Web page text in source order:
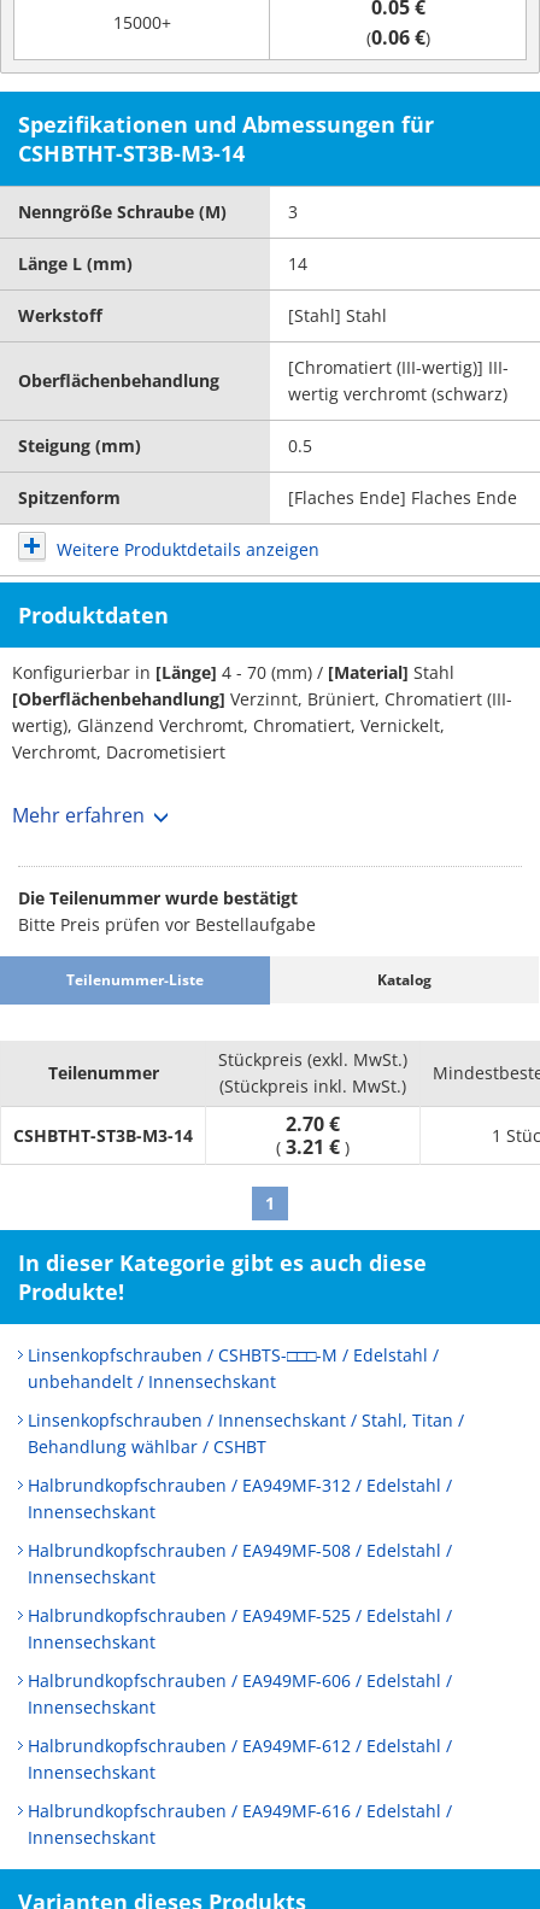
15000+
0.05 €
(0.06 €)
Spezifikationen und Abmessungen für
CSHBTHT-ST3B-M3-14
Nenngröße Schraube (M) 3
Länge L (mm) 14
Werkstoff [Stahl] Stahl
Oberflächenbehandlung
[Chromatiert (III-wertig)] III-
wertig verchromt (schwarz)
Steigung (mm) 0.5
Spitzenform [Flaches Ende] Flaches Ende
Weitere Produktdetails anzeigen
Produktdaten
Konfigurierbar in [Länge] 4 - 70 (mm) / [Material] Stahl
[Oberflächenbehandlung] Verzinnt, Brüniert, Chromatiert (III-
wertig), Glänzend Verchromt, Chromatiert, Vernickelt,
Verchromt, Dacrometisiert
Größen 4 - 70 (mm). Die Oberfläche gibt es unter anderem in
den folgenden Ausführungen: Verzinnt, Brüniert, Chromatiert
(III-wertig), Glänzend Verchromt, Chromatiert. Die
Linsenkopfschrauben in unserem Onlineshop sind in
übergeordneten Kategorie finden Sie mehr Produkte passend
für Ihre Anwendung.
Mehr erfahren
Die Teilenummer wurde bestätigt
Bitte Preis prüfen vor Bestellaufgabe
Teilenummer-Liste Katalog
Teilenummer
Stückpreis (exkl. MwSt.)
(Stückpreis inkl. MwSt.)
CSHBTHT-ST3B-M3-14 2.70 €
( 3.21 € )
1
1
In dieser Kategorie gibt es auch diese
Produkte!
Linsenkopfschrauben / CSHBTS-□□□-M / Edelstahl /
unbehandelt / Innensechskant
Linsenkopfschrauben / Innensechskant / Stahl, Titan /
Behandlung wählbar / CSHBT
Halbrundkopfschrauben / EA949MF-312 / Edelstahl /
Innensechskant
Halbrundkopfschrauben / EA949MF-508 / Edelstahl /
Innensechskant
Halbrundkopfschrauben / EA949MF-525 / Edelstahl /
Innensechskant
Halbrundkopfschrauben / EA949MF-606 / Edelstahl /
Innensechskant
Halbrundkopfschrauben / EA949MF-612 / Edelstahl /
Innensechskant
Halbrundkopfschrauben / EA949MF-616 / Edelstahl /
Innensechskant
Varianten dieses Produkts